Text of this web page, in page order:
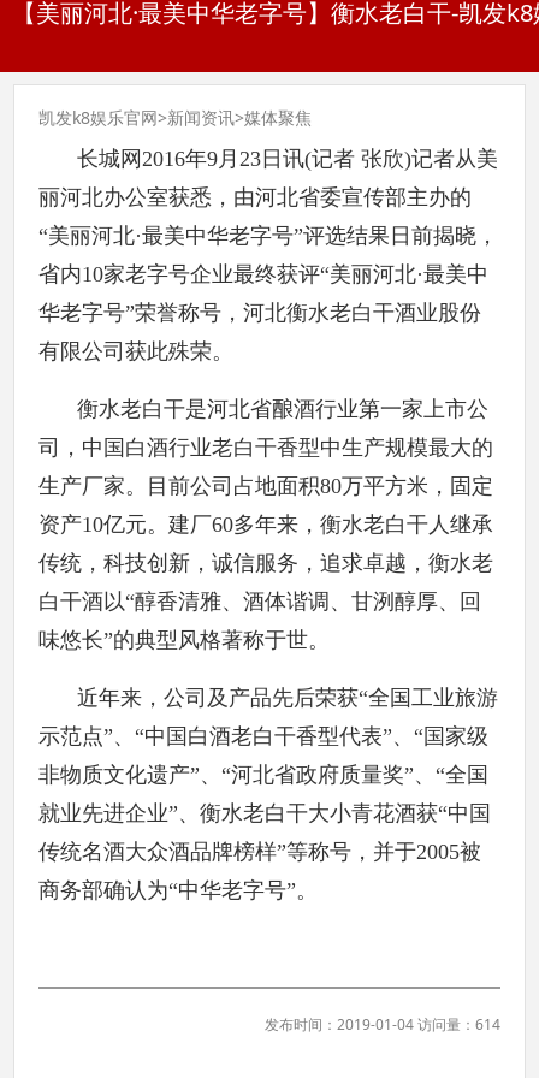
【美丽河北·最美中华老字号】衡水老白干-凯发
凯发k8娱乐官网>新闻资讯>媒体聚焦
长城网2016年9月23日讯(记者 张欣)记者从美
丽河北办公室获悉，由河北省委宣传部主办的
“美丽河北·最美中华老字号”评选结果日前揭晓，
省内10家老字号企业最终获评“美丽河北·最美中
华老字号”荣誉称号，河北衡水老白干酒业股份
有限公司获此殊荣。
衡水老白干是河北省酿酒行业第一家上市公
司，中国白酒行业老白干香型中生产规模最大的
生产厂家。目前公司占地面积80万平方米，固定
资产10亿元。建厂60多年来，衡水老白干人继承
传统，科技创新，诚信服务，追求卓越，衡水老
白干酒以“醇香清雅、酒体谐调、甘洌醇厚、回
味悠长”的典型风格著称于世。
近年来，公司及产品先后荣获“全国工业旅游
示范点”、“中国白酒老白干香型代表”、“国家级
非物质文化遗产”、“河北省政府质量奖”、“全国
就业先进企业”、衡水老白干大小青花酒获“中国
传统名酒大众酒品牌榜样”等称号，并于2005被
商务部确认为“中华老字号”。
发布时间：2019-01-04 访问量：614